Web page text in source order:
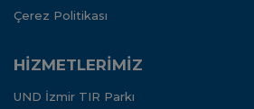
Çerez Politikası
HİZMETLERİMİZ
UND İzmir TIR Parkı